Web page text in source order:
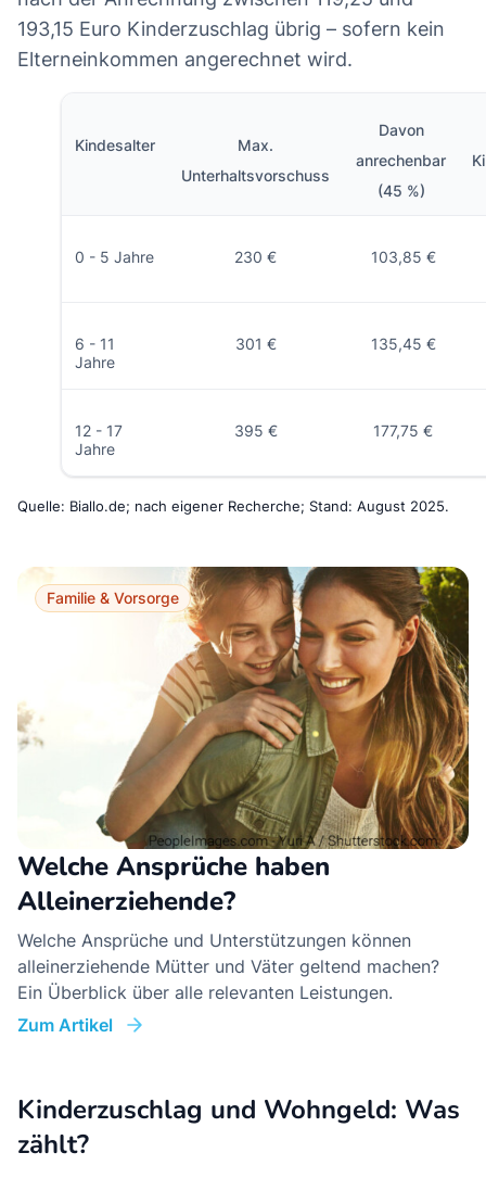
193,15 Euro Kinderzuschlag übrig – sofern kein
Elterneinkommen angerechnet wird.
Kindesalter
Max.
Unterhaltsvorschuss
Davon
anrechenbar
(45 %)
0 - 5 Jahre 230 € 103,85 €
6 - 11
Jahre
301 € 135,45 €
12 - 17
Jahre
395 € 177,75 €
Quelle: Biallo.de; nach eigener Recherche; Stand: August 2025.
Familie & Vorsorge
Welche Ansprüche haben
Alleinerziehende?
Welche Ansprüche und Unterstützungen können
alleinerziehende Mütter und Väter geltend machen?
Ein Überblick über alle relevanten Leistungen.
Zum Artikel
Kinderzuschlag und Wohngeld: Was
zählt?